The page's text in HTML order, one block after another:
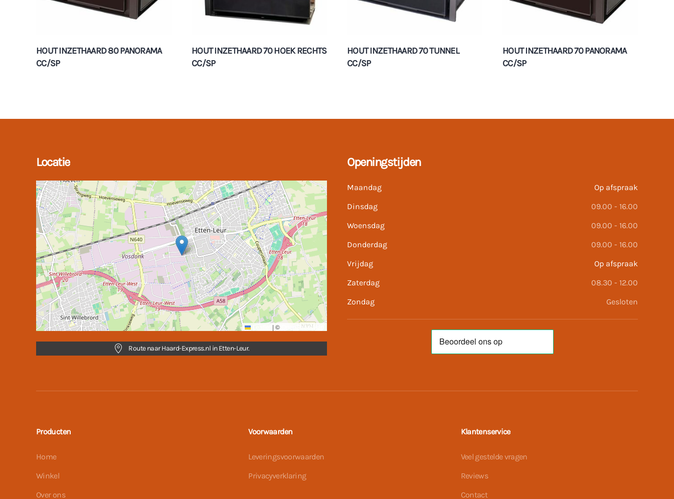
HOUT INZETHAARD 80 PANORAMA
CC/SP
HOUT INZETHAARD 70 HOEK RECHTS
CC/SP
HOUT INZETHAARD 70 TUNNEL
CC/SP
HOUT INZETHAARD 70 PANORAMA
CC/SP
Locatie
| © OpenStreetMap
Route naar Haard-Express.nl in Etten-Leur.
Openingstijden
Maandag
Op afspraak
Dinsdag
09.00 - 16.00
Woensdag
09.00 - 16.00
Donderdag
09.00 - 16.00
Vrijdag
Op afspraak
Zaterdag
08.30 - 12.00
Zondag
Gesloten
Producten
Home
Winkel
Over ons
Voorwaarden
Leveringsvoorwaarden
Privacyverklaring
Klantenservice
Veel gestelde vragen
Reviews
Contact